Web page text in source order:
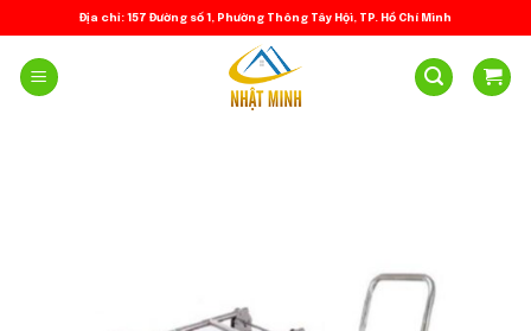
to
content
Địa chỉ: 157 Đường số 1, Phường Thông Tây Hội, TP. Hồ Chí Minh